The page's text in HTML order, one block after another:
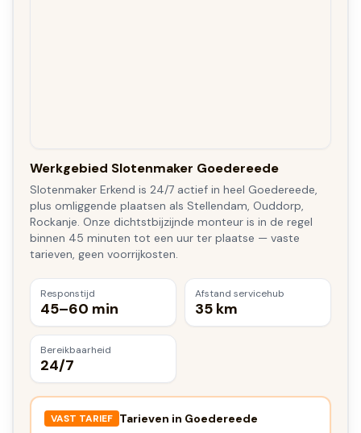
Werkgebied Slotenmaker Goedereede
Slotenmaker Erkend is 24/7 actief in heel Goedereede,
plus omliggende plaatsen als Stellendam, Ouddorp,
Rockanje. Onze dichtstbijzijnde monteur is in de regel
binnen 45 minuten tot een uur ter plaatse — vaste
tarieven, geen voorrijkosten.
Responstijd
45–60 min
Afstand servicehub
35 km
Bereikbaarheid
24/7
VAST TARIEF Tarieven in Goedereede